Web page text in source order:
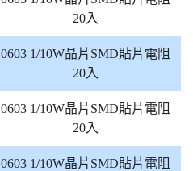
20入
0603 1/10W晶片SMD貼片電阻
20入
0603 1/10W晶片SMD貼片電阻
20入
0603 1/10W晶片SMD貼片電阻